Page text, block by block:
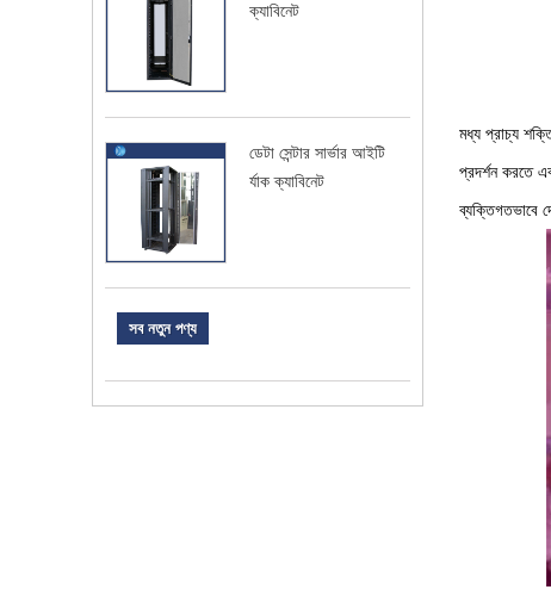
ক্যাবিনেট
ডেটা সেন্টার সার্ভার আইটি
র্যাক ক্যাবিনেট
সব নতুন পণ্য
মধ্য প্রাচ্য
প্রদর্শন করতে
ব্যক্তিগতভাবে